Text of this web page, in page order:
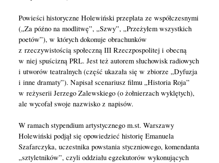
Powieści historyczne Holewiński przeplata ze współczesnymi
(„Za późno na modlitwę”, „Szwy”, „Przeżyłem wszystkich
poetów”), w których dokonuje obrachunków
z rzeczywistością społeczną III Rzeczpospolitej i obecną
w niej spuścizną PRL. Jest też autorem słuchowisk radiowych
i utworów teatralnych (część ukazała się w zbiorze „Dyfuzja
i inne dramaty”). Napisał scenariusz filmu „Historia Roja”
w reżyserii Jerzego Zalewskiego (o żołnierzach wyklętych),
ale wycofał swoje nazwisko z napisów.
W ramach stypendium artystycznego m.st. Warszawy
Holewiński podjął się opowiedzieć historię Emanuela
Szafarczyka, uczestnika powstania styczniowego, komendanta
„sztyletników”, czyli oddziału egzekutorów wykonujących